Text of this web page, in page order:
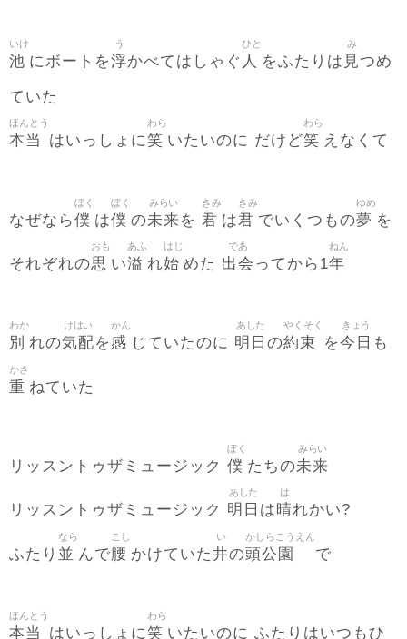
池
いけ
にボートを浮
う
かべてはしゃぐ 人
ひと
をふたりは 見
み
つめ
ていた
本当
ほんとう
はいっしょに笑
わら
いたいのに だけど笑
わら
えなくて
なぜなら僕
ぼく
は僕
ぼく
の未来
みらい
を 君
きみ
は君
きみ
でいくつもの夢
ゆめ
を
それぞれの思
おも
い溢
あふ
れ始
はじ
めた 出会
であ
ってから1年
ねん
別
わか
れの気配
けはい
を感
かん
じていたのに 明日
あした
の約束
やくそく
を今日
きょう
も
重
かさ
ねていた
リッスントゥザミュージック 僕
ぼく
たちの未来
みらい
リッスントゥザミュージック 明日
あした
は晴
は
れかい?
ふたり 並
なら
んで腰
こし
かけていた井
い
の頭公園
かしらこうえん
で
本当
ほんとう
はいっしょに笑
わら
いたいのに ふたりはいつもひ